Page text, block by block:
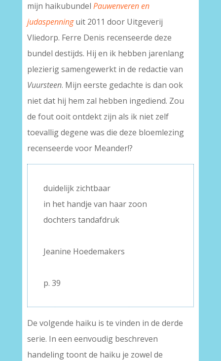
mijn haikubundel Pauwenveren en
judaspenninguit 2011 door Uitgeverij
Vliedorp. Ferre Denis recenseerde deze
bundel destijds. Hij en ik hebben jarenlang
plezierig samengewerkt in de redactie van
Vuursteen. Mijn eerste gedachte is dan ook
niet dat hij hem zal hebben ingediend. Zou
de fout ooit ontdekt zijn als ik niet zelf
toevallig degene was die deze bloemlezing
recenseerde voor Meander!?
duidelijk zichtbaar
in het handje van haar zoon
dochters tandafdruk
Jeanine Hoedemakers
p. 39
De volgende haiku is te vinden in de derde
serie. In een eenvoudig beschreven
handeling toont de haiku je zowel de